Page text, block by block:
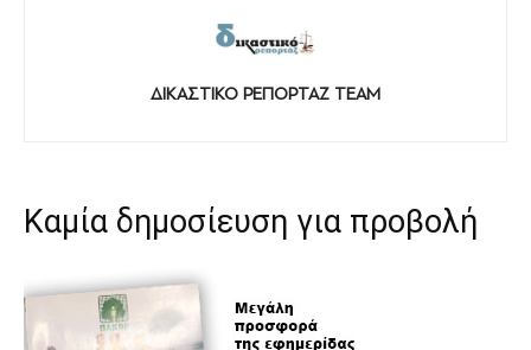
ΔΙΚΑΣΤΙΚΟ ΡΕΠΟΡΤΑΖ TEAM
Καμία δημοσίευση για προβολή